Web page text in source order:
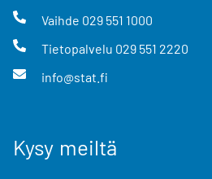
Vaihde 029 551 1000
Tietopalvelu 029 551 2220
info@stat.fi
Kysy meiltä